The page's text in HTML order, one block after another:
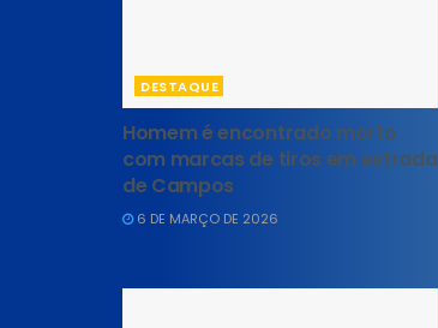
DESTAQUE
Homem é encontrado morto
com marcas de tiros em estrada
de Campos
6 DE MARÇO DE 2026